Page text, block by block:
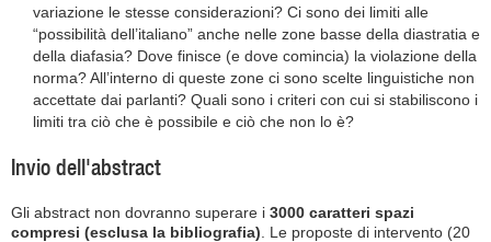
variazione le stesse considerazioni? Ci sono dei limiti alle
“possibilità dell’italiano” anche nelle zone basse della diastratia e
della diafasia? Dove finisce (e dove comincia) la violazione della
norma? All’interno di queste zone ci sono scelte linguistiche non
accettate dai parlanti? Quali sono i criteri con cui si stabiliscono i
limiti tra ciò che è possibile e ciò che non lo è?
Invio dell'abstract
Gli abstract non dovranno superare i 3000 caratteri spazi
compresi (esclusa la bibliografia) . Le proposte di intervento (20